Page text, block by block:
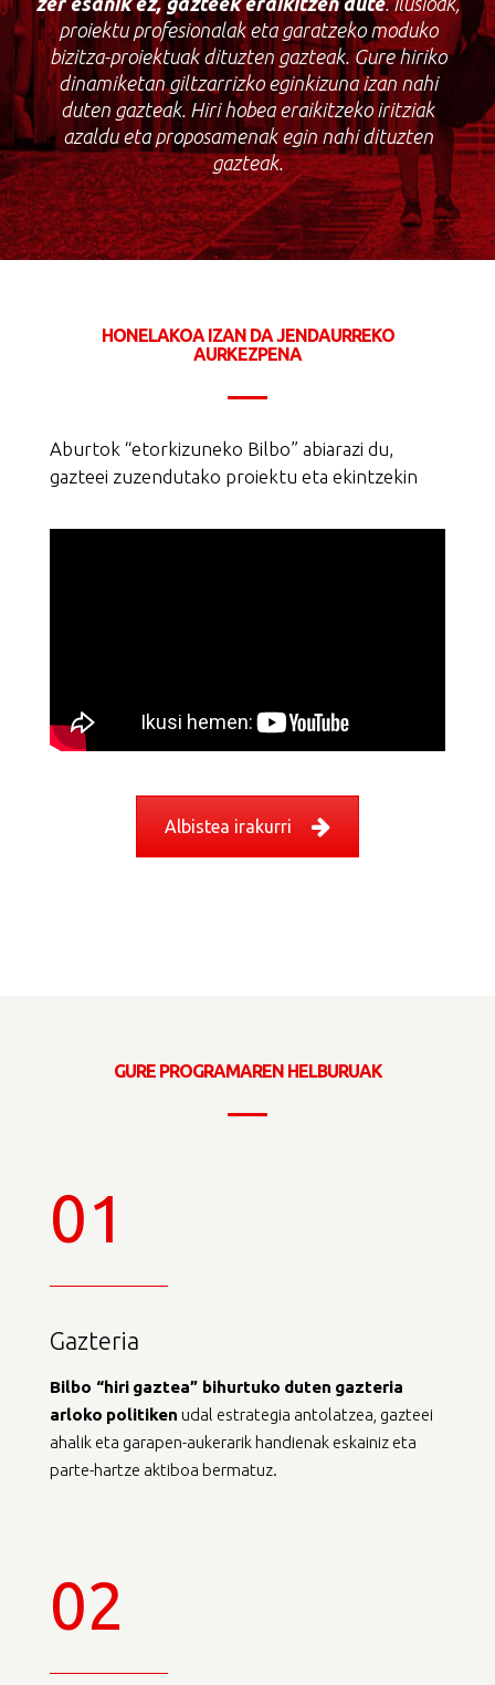
proiektu profesionalak eta garatzeko moduko
bizitza-proiektuak dituzten gazteak. Gure hiriko
dinamiketan giltzarrizko eginkizuna izan nahi
duten gazteak. Hiri hobea eraikitzeko iritziak
azaldu eta proposamenak egin nahi dituzten
gazteak.
HONELAKOA IZAN DA JENDAURREKO
AURKEZPENA
Aburtok “etorkizuneko Bilbo” abiarazi du,
gazteei zuzendutako proiektu eta ekintzekin
Albistea irakurri
GURE PROGRAMAREN HELBURUAK
01
Gazteria
Bilbo “hiri gaztea” bihurtuko duten gazteria
arloko politiken udal estrategia antolatzea, gazteei
ahalik eta garapen-aukerarik handienak eskainiz eta
parte-hartze aktiboa bermatuz.
02